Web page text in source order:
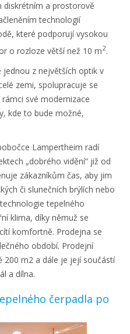
diskrétním a prostorově
technologií
které podporují vysokou
o rozloze větší než 10 m2.
jednou z největších optik v
zemi, spolupracuje se
své modernizace
kde to bude možné,
Lampertheim radí
„dobrého vidění“ již od
zákazníkům čas, aby jim
či slunečních brýlích nebo
tepelného
klima, díky němuž se
komfortně. Prodejna se
období. Prodejní
200 m2 a dále je její součástí
a dílna.
čerpadla po